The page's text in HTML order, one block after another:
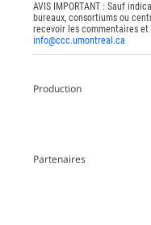
AVIS IMPORTANT : Sauf
bureaux, consortiums ou
recevoir les commentaires
info@ccc.umontreal.ca
Production
Partenaires